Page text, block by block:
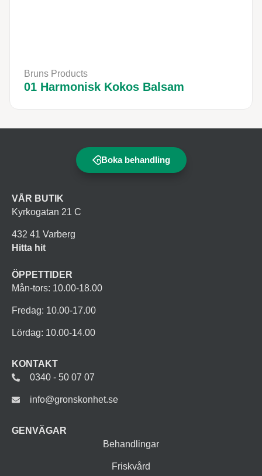
Bruns Products
01 Harmonisk Kokos Balsam
Boka behandling
VÅR BUTIK
Kyrkogatan 21 C
432 41 Varberg
Hitta hit
ÖPPETTIDER
Mån-tors: 10.00-18.00
Fredag: 10.00-17.00
Lördag: 10.00-14.00
KONTAKT
0340 - 50 07 07
info@gronskonhet.se
GENVÄGAR
Behandlingar
Friskvård